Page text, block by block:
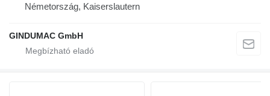
Németország, Kaiserslautern
GINDUMAC GmbH